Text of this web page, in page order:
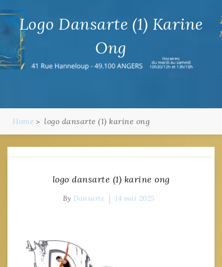
Logo Dansarte (1) Karine
Ong
Home logo dansarte (1) karine ong
logo dansarte (1) karine ong
By Dansarte 14 mai 2025